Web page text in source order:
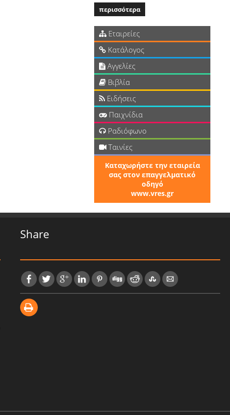
περισσότερα
Εταιρείες
Κατάλογος
Αγγελίες
Βιβλία
Ειδήσεις
Παιχνίδια
Ραδιόφωνο
Ταινίες
Καταχωρήστε την εταιρεία
σας στον επαγγελματικό
οδηγό
www.vres.gr
Share